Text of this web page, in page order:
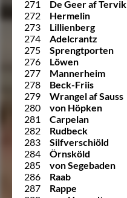
271
De Geer af Tervik
272
Hermelin
273
Lillienberg
274
Adelcrantz
275
Sprengtporten
276
Löwen
277
Mannerheim
278
Beck-Friis
279
Wrangel af Sauss
280
von Höpken
281
Carpelan
282
Rudbeck
283
Silfverschiöld
284
Örnsköld
285
von Segebaden
286
Raab
287
Rappe